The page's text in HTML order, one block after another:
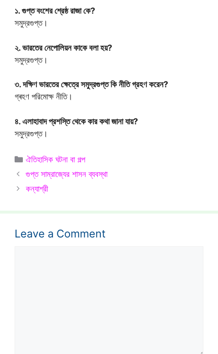
১. গুপ্ত বংশের শ্রেষ্ঠ রাজা কে?
সমুদ্রগুপ্ত।
২. ভারতের নেপোলিয়ন কাকে বলা হয়?
সমুদ্রগুপ্ত।
৩. দক্ষিণ ভারতের ক্ষেত্রে সমুদ্রগুপ্ত কি নীতি গ্রহণ করেন?
গ্ৰহণ পরিমোক্ষ নীতি।
৪. এলাহাবাদ প্রশস্তি থেকে কার কথা জানা যায়?
সমুদ্রগুপ্ত।
Categories
ঐতিহাসিক ঘটনা বা গল্প
গুপ্ত সাম্রাজ্যের শাসন ব্যবস্থা
কন্যাশ্রী
Leave a Comment